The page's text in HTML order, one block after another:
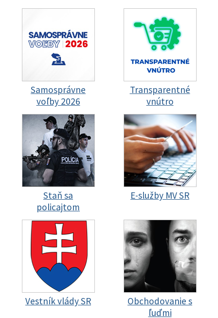
Samosprávne
voľby 2026
Transparentné
vnútro
Staň sa
policajtom
E-služby MV SR
Vestník vlády SR
Obchodovanie s
ľuďmi